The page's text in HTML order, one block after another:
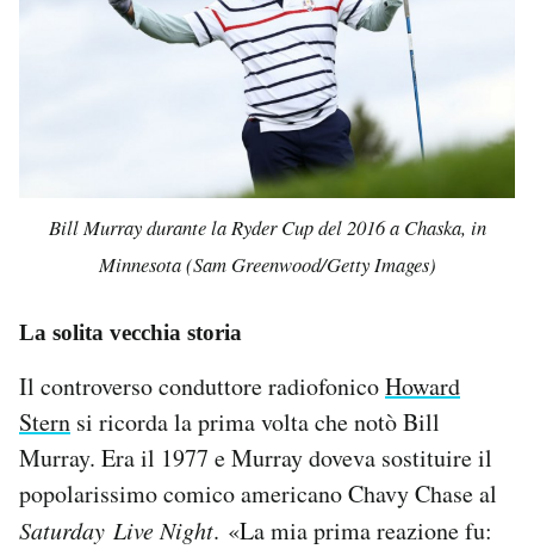
Bill Murray durante la Ryder Cup del 2016 a Chaska, in
Minnesota (Sam Greenwood/Getty Images)
La solita vecchia storia
Il controverso conduttore radiofonicoHoward
Stern si ricorda la prima volta che notò Bill
Murray. Era il 1977 e Murray doveva sostituire il
popolarissimo comico americano Chavy Chase al
Saturday Live Night. «La mia prima reazione fu: